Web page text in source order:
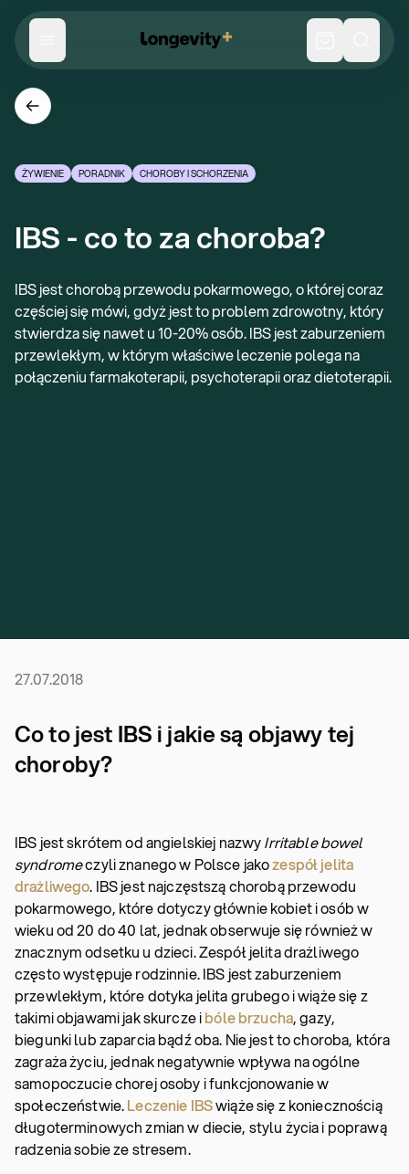
ŻYWIENIE PORADNIK CHOROBY I SCHORZENIA
IBS - co to za choroba?
IBS jest chorobą przewodu pokarmowego, o której coraz
częściej się mówi, gdyż jest to problem zdrowotny, który
stwierdza się nawet u 10-20% osób. IBS jest zaburzeniem
przewlekłym, w którym właściwe leczenie polega na
połączeniu farmakoterapii, psychoterapii oraz dietoterapii.
27.07.2018
Co to jest IBS i jakie są objawy tej
choroby?
IBS jest skrótem od angielskiej nazwyIrritable bowel
syndromeczyli znanego w Polsce jakozespół jelita
drażliwego. IBS jest najczęstszą chorobą przewodu
pokarmowego, które dotyczy głównie kobiet i osób w
wieku od 20 do 40 lat, jednak obserwuje się również w
znacznym odsetku u dzieci. Zespół jelita drażliwego
często występuje rodzinnie. IBS jest zaburzeniem
przewlekłym, które dotyka jelita grubego i wiąże się z
takimi objawami jak skurcze ibóle brzucha, gazy,
biegunki lub zaparcia bądź oba. Nie jest to choroba, która
zagraża życiu, jednak negatywnie wpływa na ogólne
samopoczucie chorej osoby i funkcjonowanie w
społeczeństwie.Leczenie IBSwiąże się z koniecznością
długoterminowych zmian w diecie, stylu życia i poprawą
radzenia sobie ze stresem.